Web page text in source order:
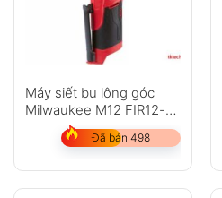
Máy siết bu lông góc
Milwaukee M12 FIR12-
Đã bán 498